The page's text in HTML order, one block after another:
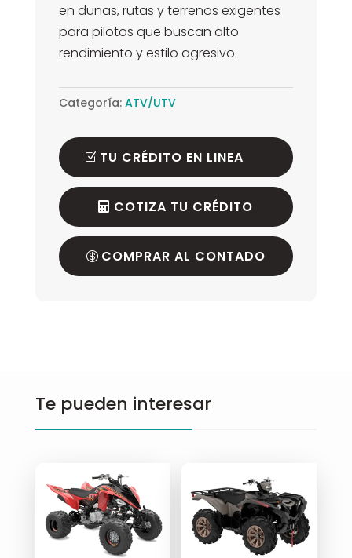
en dunas, rutas y terrenos exigentes
para pilotos que buscan alto
rendimiento y estilo agresivo.
Categoría: ATV/UTV
TU CRÉDITO EN LINEA
COTIZA TU CRÉDITO
COMPRAR AL CONTADO
Te pueden interesar